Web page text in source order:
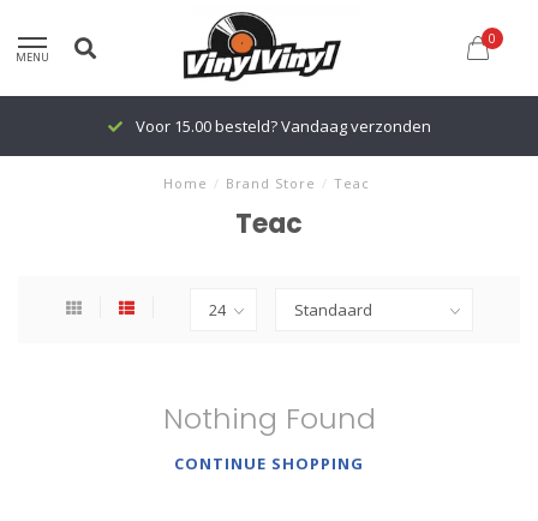
MENU
0
Voor 15.00 besteld? Vandaag verzonden
Home / Brand Store / Teac
Teac
Nothing Found
CONTINUE SHOPPING